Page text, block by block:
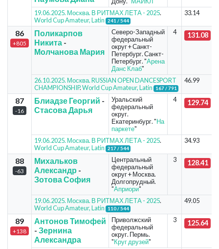
19.06.2025. Москва. В РИТМАХ ЛЕТА - 2025.
World Cup Amateur, Latin
241 / 544
33.14
86
+805
Поликарпов
Никита-
Молчанова Мария
Северо-Западный
федеральный
округ + Санкт-
Петербург. Санкт-
Петербург. "Арена
Данс Клаб"
4 131.08
26.10.2025. Москва. RUSSIAN OPEN DANCESPORT
CHAMPIONSHIP.World Cup Amateur, Latin 167 / 791
46.99
87
-16
Блиадзе Георгий -
Стасова Дарья
Уральский
федеральный
округ.
Екатеринбург. "На
паркете"
4 129.74
19.06.2025. Москва. В РИТМАХ ЛЕТА - 2025.
World Cup Amateur, Latin
217 / 544
34.93
88
-63
Михальков
Александр -
Зотова София
Центральный
федеральный
округ + Москва.
Долгопрудный.
"Априори"
3 128.41
19.06.2025. Москва. В РИТМАХ ЛЕТА - 2025.
World Cup Amateur, Latin
110 / 544
49.05
89
+138
Антонов Тимофей
- Зернина
Александра
Приволжский
федеральный
округ. Пермь.
"Круг друзей"
3 125.64